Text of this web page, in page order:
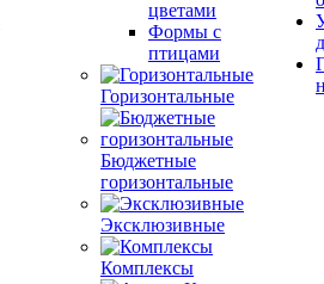
цветами
Формы с
птицами
Горизонтальные
Бюджетные
горизонтальные
Эксклюзивные
Комплексы